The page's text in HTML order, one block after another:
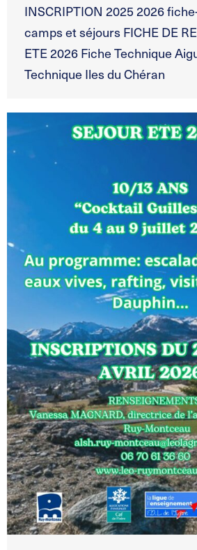
INSCRIPTION 2025 2026
camps et séjours FICHE DE
ETE 2026 Fiche Technique
Technique Iles du Chéran